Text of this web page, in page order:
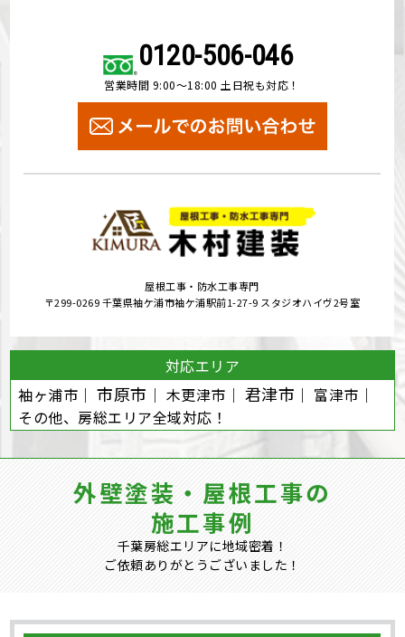
0120-506-046
営業時間 9:00～18:00 土日祝も対応！
屋根工事・防水工事専門
〒299-0269 千葉県袖ケ浦市袖ケ浦駅前1-27-9 スタジオハイヴ2号室
対応エリア
袖ヶ浦市｜市原市 ｜ 木更津市｜ 君津市 ｜ 富津市｜
その他、房総エリア全域対応！
外壁塗装・屋根工事の
施工事例
千葉房総エリアに地域密着！
ご依頼ありがとうございました！